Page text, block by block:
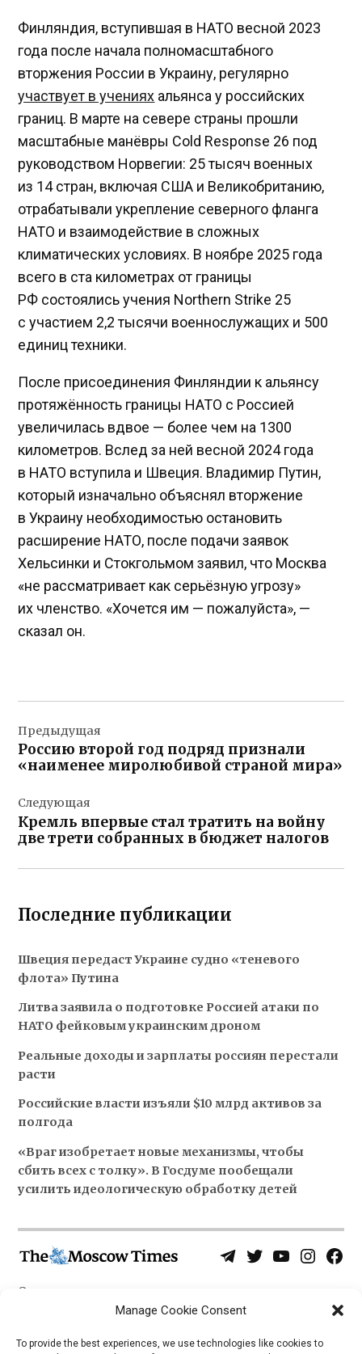
Manage Cookie Consent
To provide the best experiences, we use technologies like cookies to
Финляндия, вступившая в НАТО весной 2023
года после начала полномасштабного
вторжения России в Украину, регулярно
участвует в учениях альянса у российских
границ. В марте на севере страны прошли
масштабные манёвры Cold Response 26 под
руководством Норвегии: 25 тысяч военных
из 14 стран, включая США и Великобританию,
отрабатывали укрепление северного фланга
НАТО и взаимодействие в сложных
климатических условиях. В ноябре 2025 года
всего в ста километрах от границы
РФ состоялись учения Northern Strike 25
с участием 2,2 тысячи военнослужащих и 500
единиц техники.
После присоединения Финляндии к альянсу
протяжённость границы НАТО с Россией
увеличилась вдвое — более чем на 1300
километров. Вслед за ней весной 2024 года
в НАТО вступила и Швеция. Владимир Путин,
который изначально объяснял вторжение
в Украину необходимостью остановить
расширение НАТО, после подачи заявок
Хельсинки и Стокгольмом заявил, что Москва
«не рассматривает как серьёзную угрозу»
их членство. «Хочется им — пожалуйста», —
сказал он.
по
записям
Предыдущая
Россию второй год подряд признали
«наименее миролюбивой страной мира»
Следующая
Кремль впервые стал тратить на войну
две трети собранных в бюджет налогов
Последние публикации
Швеция передаст Украине судно «теневого
флота» Путина
Литва заявила о подготовке Россией атаки по
НАТО фейковым украинским дроном
Реальные доходы и зарплаты россиян перестали
расти
Российские власти изъяли $10 млрд активов за
полгода
«Враг изобретает новые механизмы, чтобы
сбить всех с толку». В Госдуме пообещали
усилить идеологическую обработку детей
Telegram
TwitterYouTubeInstagram
О нас
Политика конфиденциальности